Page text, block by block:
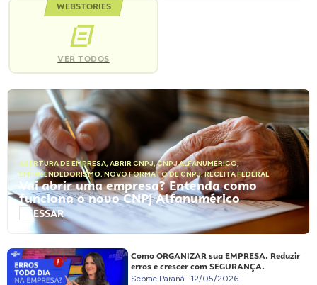
WEBSTORIES
VER TODOS
ABERTURA DE EMPRESA, ABRIR CNPJ,CNPJ ALFANUMÉRICO,
EMPREENDEDORISMO, NOVO FORMATO DE CNPJ,RECEITA FEDERAL
Vai abrir uma empresa? Entenda como
funciona o novo CNPJ Alfanumérico
ACESSAR
Como ORGANIZAR sua EMPRESA. Reduzir
erros e crescer com SEGURANÇA.
Sebrae Paraná 12/05/2026